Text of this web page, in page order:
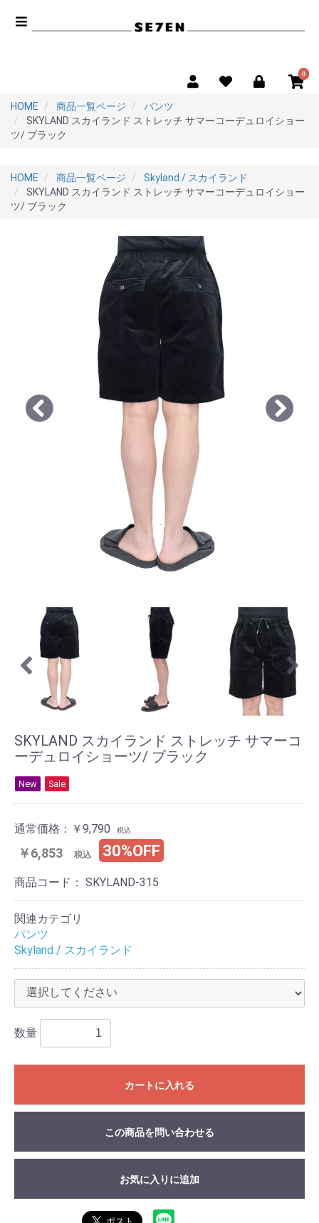
0
HOME 商品一覧ページ
パンツ
SKYLAND スカイランド ストレッチ サマーコーデュロイショー
ツ/ ブラック
HOME 商品一覧ページ
Skyland / スカイランド
SKYLAND スカイランド ストレッチ サマーコーデュロイショー
ツ/ ブラック
SKYLAND スカイランド ストレッチ サマーコ
ーデュロイショーツ/ ブラック
New Sale
通常価格： ￥9,790 税込
￥6,853 税込 30%OFF
商品コード： SKYLAND-315
関連カテゴリ
パンツ
Skyland / スカイランド
数量
カートに入れる
この商品を問い合わせる
お気に入りに追加